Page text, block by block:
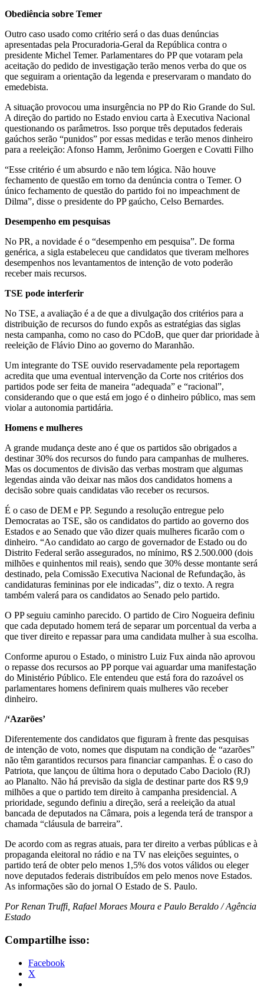
Obediência sobre Temer
Outro caso usado como critério será o das duas denúncias
apresentadas pela Procuradoria-Geral da República contra o
presidente Michel Temer. Parlamentares do PP que votaram pela
aceitação do pedido de investigação terão menos verba do que os
que seguiram a orientação da legenda e preservaram o mandato do
emedebista.
A situação provocou uma insurgência no PP do Rio Grande do Sul.
A direção do partido no Estado enviou carta à Executiva Nacional
questionando os parâmetros. Isso porque três deputados federais
gaúchos serão “punidos” por essas medidas e terão menos dinheiro
para a reeleição: Afonso Hamm, Jerônimo Goergen e Covatti Filho
“Esse critério é um absurdo e não tem lógica. Não houve
fechamento de questão em torno da denúncia contra o Temer. O
único fechamento de questão do partido foi no impeachment de
Dilma”, disse o presidente do PP gaúcho, Celso Bernardes.
Desempenho em pesquisas
No PR, a novidade é o “desempenho em pesquisa”. De forma
genérica, a sigla estabeleceu que candidatos que tiveram melhores
desempenhos nos levantamentos de intenção de voto poderão
receber mais recursos.
TSE pode interferir
No TSE, a avaliação é a de que a divulgação dos critérios para a
distribuição de recursos do fundo expôs as estratégias das siglas
nesta campanha, como no caso do PCdoB, que quer dar prioridade à
reeleição de Flávio Dino ao governo do Maranhão.
Um integrante do TSE ouvido reservadamente pela reportagem
acredita que uma eventual intervenção da Corte nos critérios dos
partidos pode ser feita de maneira “adequada” e “racional”,
considerando que o que está em jogo é o dinheiro público, mas sem
violar a autonomia partidária.
Homens e mulheres
A grande mudança deste ano é que os partidos são obrigados a
destinar 30% dos recursos do fundo para campanhas de mulheres.
Mas os documentos de divisão das verbas mostram que algumas
legendas ainda vão deixar nas mãos dos candidatos homens a
decisão sobre quais candidatas vão receber os recursos.
É o caso de DEM e PP. Segundo a resolução entregue pelo
Democratas ao TSE, são os candidatos do partido ao governo dos
Estados e ao Senado que vão dizer quais mulheres ficarão com o
dinheiro. “Ao candidato ao cargo de governador de Estado ou do
Distrito Federal serão assegurados, no mínimo, R$ 2.500.000 (dois
milhões e quinhentos mil reais), sendo que 30% desse montante será
destinado, pela Comissão Executiva Nacional de Refundação, às
candidaturas femininas por ele indicadas”, diz o texto. A regra
também valerá para os candidatos ao Senado pelo partido.
O PP seguiu caminho parecido. O partido de Ciro Nogueira definiu
que cada deputado homem terá de separar um porcentual da verba a
que tiver direito e repassar para uma candidata mulher à sua escolha.
Conforme apurou o Estado, o ministro Luiz Fux ainda não aprovou
o repasse dos recursos ao PP porque vai aguardar uma manifestação
do Ministério Público. Ele entendeu que está fora do razoável os
parlamentares homens definirem quais mulheres vão receber
dinheiro.
/‘Azarões’
Diferentemente dos candidatos que figuram à frente das pesquisas
de intenção de voto, nomes que disputam na condição de “azarões”
não têm garantidos recursos para financiar campanhas. É o caso do
Patriota, que lançou de última hora o deputado Cabo Daciolo (RJ)
ao Planalto. Não há previsão da sigla de destinar parte dos R$ 9,9
milhões a que o partido tem direito à campanha presidencial. A
prioridade, segundo definiu a direção, será a reeleição da atual
bancada de deputados na Câmara, pois a legenda terá de transpor a
chamada “cláusula de barreira”.
De acordo com as regras atuais, para ter direito a verbas públicas e à
propaganda eleitoral no rádio e na TV nas eleições seguintes, o
partido terá de obter pelo menos 1,5% dos votos válidos ou eleger
nove deputados federais distribuídos em pelo menos nove Estados.
As informações são do jornal O Estado de S. Paulo.
Por Renan Truffi, Rafael Moraes Moura e Paulo Beraldo / Agência
Estado
Compartilhe isso:
Facebook
X